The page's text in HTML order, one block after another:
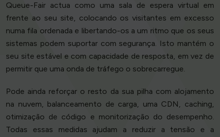
Queue-Fair actua como uma sala de espera virtual em
frente ao seu site, colocando os visitantes em excesso
numa fila ordenada e libertando-os a um ritmo que os seus
sistemas podem suportar com segurança. Isto mantém o
seu site estável e com capacidade de resposta, em vez de
permitir que uma onda de tráfego o sobrecarregue.
Pode ainda reforçar o resto da sua pilha com alojamento
na nuvem, balanceamento de carga, uma CDN, caching,
otimização de código e monitorização do desempenho.
Todas essas medidas ajudam a reduzir a tensão e a